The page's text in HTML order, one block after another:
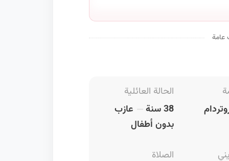
عامة
الحالة العائلية
38 سنة
عازب
بدون أطفال
الصلاة